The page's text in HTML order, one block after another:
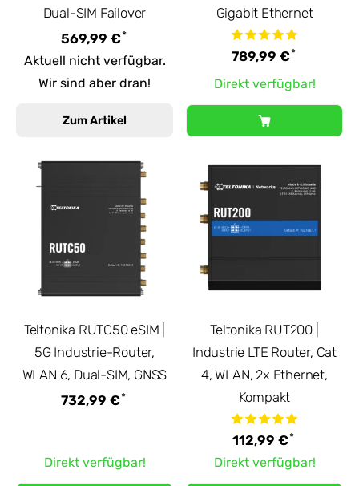
Dual-SIM Failover
569,99 €*
Aktuell nicht verfügbar.
Wir sind aber dran!
Zum Artikel
Gigabit Ethernet
789,99 €*
Direkt verfügbar!
Teltonika RUTC50 eSIM |
5G Industrie-Router,
WLAN 6, Dual-SIM, GNSS
732,99 €*
Direkt verfügbar!
Teltonika RUT200 |
Industrie LTE Router, Cat
4, WLAN, 2x Ethernet,
Kompakt
112,99 €*
Direkt verfügbar!